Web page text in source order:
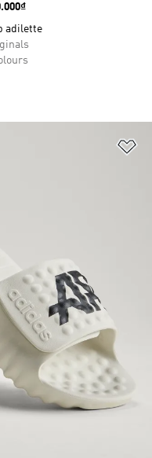
adilette